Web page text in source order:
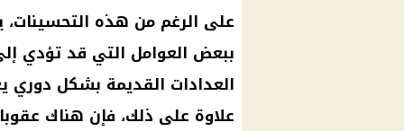
على الرغم من هذه
ببعض العوامل التي قد تؤدي
العدادات القديمة بشكل دوري
علاوة على ذلك، فإن هناك